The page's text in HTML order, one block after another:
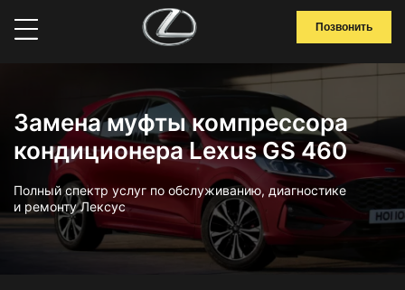
Позвонить
Замена муфты компрессора
кондиционера Lexus GS 460
Полный спектр услуг по обслуживанию, диагностике
и ремонту Лексус